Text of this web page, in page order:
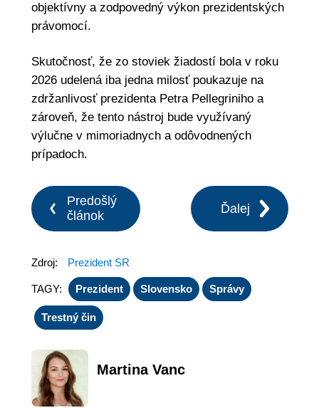
objektívny a zodpovedný výkon prezidentských
právomocí.
Skutočnosť, že zo stoviek žiadostí bola v roku
2026 udelená iba jedna milosť poukazuje na
zdržanlivosť prezidenta Petra Pellegriniho a
zároveň, že tento nástroj bude využívaný
výlučne v mimoriadnych a odôvodnených
prípadoch.
Predošlý
článok
Ďalej
Zdroj: Prezident SR
TAGY: Prezident Slovensko Správy
Trestný čin
Martina Vanc